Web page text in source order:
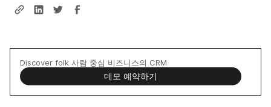
Discover folk 사람 중심 비즈니스의 CRM
데모 예약하기